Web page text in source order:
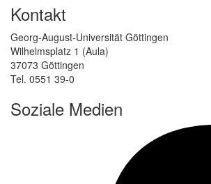
Kontakt
Georg-August-Universität Göttingen
Wilhelmsplatz 1 (Aula)
37073 Göttingen
Tel. 0551 39-0
Soziale Medien